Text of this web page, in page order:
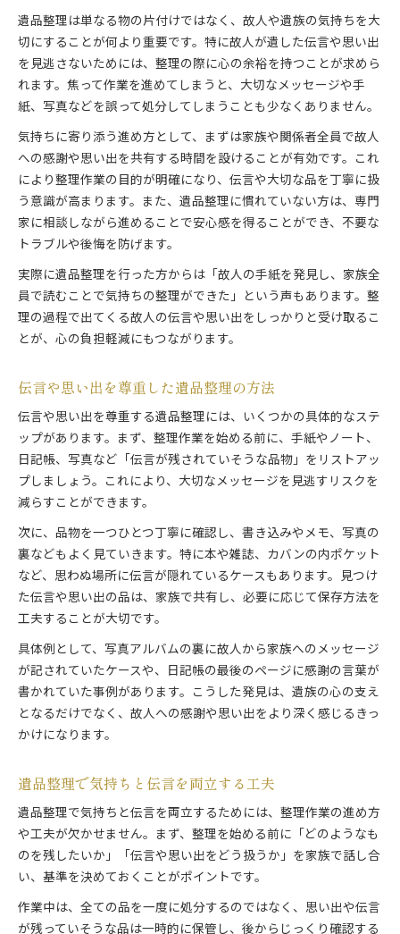
遺品整理は単なる物の片付けではなく、故人や遺族の気持ちを大
切にすることが何より重要です。特に故人が遺した伝言や思い出
を見逃さないためには、整理の際に心の余裕を持つことが求めら
れます。焦って作業を進めてしまうと、大切なメッセージや手
紙、写真などを誤って処分してしまうことも少なくありません。
気持ちに寄り添う進め方として、まずは家族や関係者全員で故人
への感謝や思い出を共有する時間を設けることが有効です。これ
により整理作業の目的が明確になり、伝言や大切な品を丁寧に扱
う意識が高まります。また、遺品整理に慣れていない方は、専門
家に相談しながら進めることで安心感を得ることができ、不要な
トラブルや後悔を防げます。
実際に遺品整理を行った方からは「故人の手紙を発見し、家族全
員で読むことで気持ちの整理ができた」という声もあります。整
理の過程で出てくる故人の伝言や思い出をしっかりと受け取るこ
とが、心の負担軽減にもつながります。
伝言や思い出を尊重した遺品整理の方法
伝言や思い出を尊重する遺品整理には、いくつかの具体的なステ
ップがあります。まず、整理作業を始める前に、手紙やノート、
日記帳、写真など「伝言が残されていそうな品物」をリストアッ
プしましょう。これにより、大切なメッセージを見逃すリスクを
減らすことができます。
次に、品物を一つひとつ丁寧に確認し、書き込みやメモ、写真の
裏などもよく見ていきます。特に本や雑誌、カバンの内ポケット
など、思わぬ場所に伝言が隠れているケースもあります。見つけ
た伝言や思い出の品は、家族で共有し、必要に応じて保存方法を
工夫することが大切です。
具体例として、写真アルバムの裏に故人から家族へのメッセージ
が記されていたケースや、日記帳の最後のページに感謝の言葉が
書かれていた事例があります。こうした発見は、遺族の心の支え
となるだけでなく、故人への感謝や思い出をより深く感じるきっ
かけになります。
遺品整理で気持ちと伝言を両立する工夫
遺品整理で気持ちと伝言を両立するためには、整理作業の進め方
や工夫が欠かせません。まず、整理を始める前に「どのようなも
のを残したいか」「伝言や思い出をどう扱うか」を家族で話し合
い、基準を決めておくことがポイントです。
作業中は、全ての品を一度に処分するのではなく、思い出や伝言
が残っていそうな品は一時的に保管し、後からじっくり確認する